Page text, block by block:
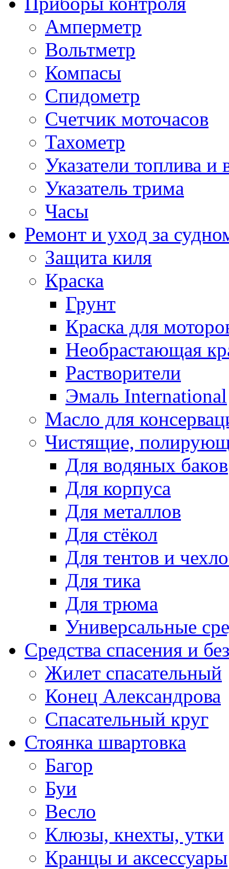
Амперметр
Вольтметр
Компасы
Спидометр
Счетчик моточасов
Тахометр
Указатели топлива и
Указатель трима
Часы
Ремонт и уход за
Защита киля
Краска
Грунт
Краска для
Необрастающая
Растворители
Эмаль International
Масло для
Чистящие,
Для водяных баков
Для корпуса
Для металлов
Для стёкол
Для тентов и
Для тика
Для трюма
Универсальные
Средства спасения и
Жилет спасательный
Конец Александрова
Спасательный круг
Стоянка швартовка
Багор
Буи
Весло
Клюзы, кнехты, утки
Кранцы и аксессуары